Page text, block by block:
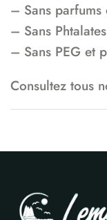
– Sans parfums
– Sans Phtalates
– Sans PEG et
Consultez tous